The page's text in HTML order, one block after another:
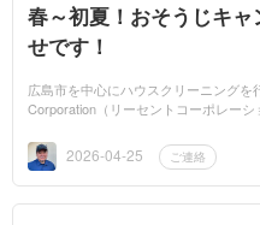
春～初夏！おそうじキ
せです！
広島市を中心にハウスクリーニング
Corporation（リーセントコーポレーシ
ます。これか...
2026-04-25 ご連絡